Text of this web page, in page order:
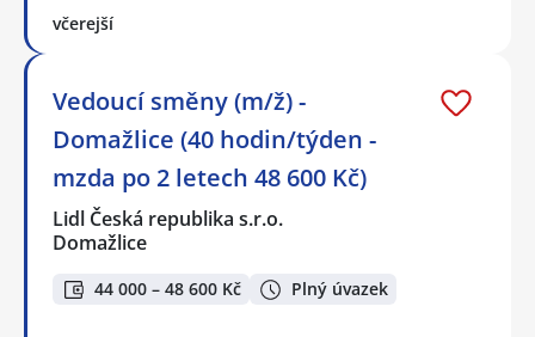
včerejší
Vedoucí směny (m/ž) -
Domažlice (40 hodin/týden -
mzda po 2 letech 48 600 Kč)
Lidl Česká republika s.r.o.
Domažlice
44 000 – 48 600 Kč Plný úvazek